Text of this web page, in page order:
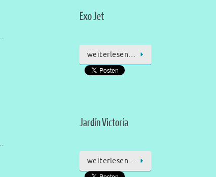
Exo Jet
weiterlesen…
Jardín Victoria
weiterlesen…